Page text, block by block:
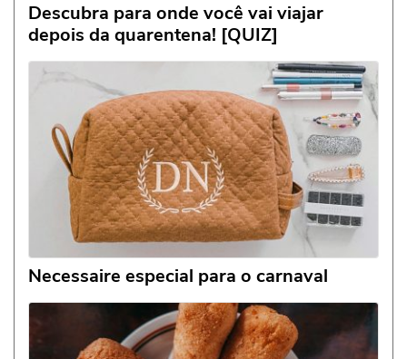
Descubra para onde você vai viajar
depois da quarentena! [QUIZ]
Necessaire especial para o carnaval